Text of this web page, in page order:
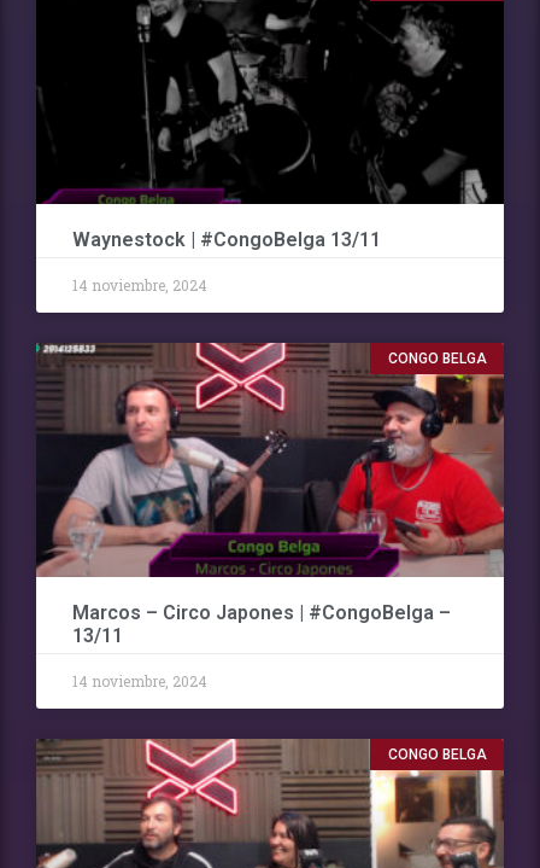
Waynestock | #CongoBelga 13/11
14 noviembre, 2024
CONGO BELGA
Marcos – Circo Japones | #CongoBelga –
13/11
14 noviembre, 2024
CONGO BELGA